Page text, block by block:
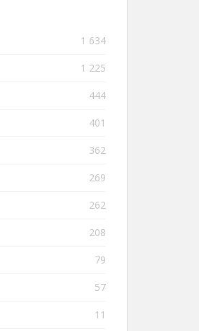
1 634
1 225
444
401
362
269
262
208
79
57
11